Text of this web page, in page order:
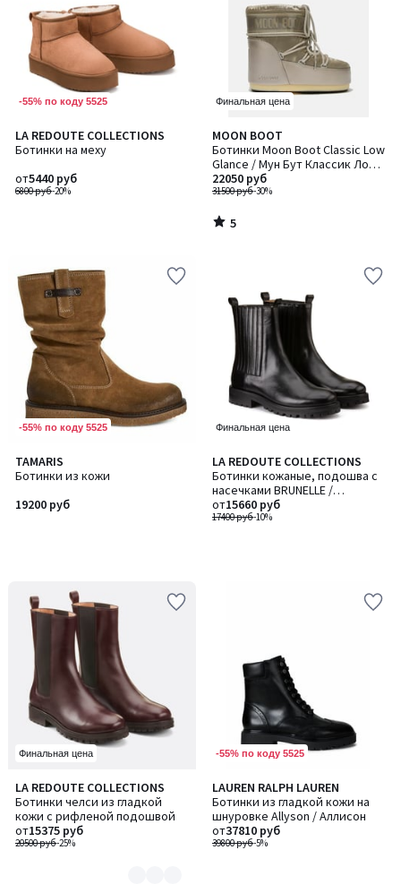
-55% по коду 5525
LA REDOUTE COLLECTIONS
Ботинки на меху
6800 руб-20%
от5440 руб
Финальная цена
MOON BOOT
Ботинки Moon Boot Classic Low
Glance / Мун Бут Классик Лоу
Гланс
31500 руб-30%
22050 руб
5
/
5
5
/
-55% по коду 5525
TAMARIS
Ботинки из кожи
19200 руб
Финальная цена
LA REDOUTE COLLECTIONS
Ботинки кожаные, подошва с
насечками BRUNELLE /
БРЮНЕЛЬ
17400 руб-10%
от15660 руб
Финальная цена
LA REDOUTE COLLECTIONS
Ботинки челси из гладкой
кожи с рифленой подошвой
20500 руб-25%
от15375 руб
Количество
цветов:
2
-55% по коду 5525
LAUREN RALPH LAUREN
Ботинки из гладкой кожи на
шнуровке Allyson / Аллисон
39800 руб-5%
от37810 руб